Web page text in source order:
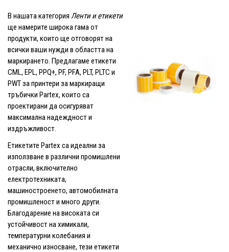
В нашата категория Ленти и етикети
ще намерите широка гама от
продукти, които ще отговорят на
всички ваши нужди в областта на
маркирането. Предлагаме етикети
CML, EPL, PPQ+, PF, PFA, PLT, PLTC и
PWT за принтери за маркиращи
тръбички Partex, които са
проектирани да осигуряват
максимална надеждност и
издръжливост.
Етикетите Partex са идеални за
използване в различни промишлени
отрасли, включително
електротехниката,
машиностроенето, автомобилната
промишленост и много други.
Благодарение на високата си
устойчивост на химикали,
температурни колебания и
механично износване, тези етикети